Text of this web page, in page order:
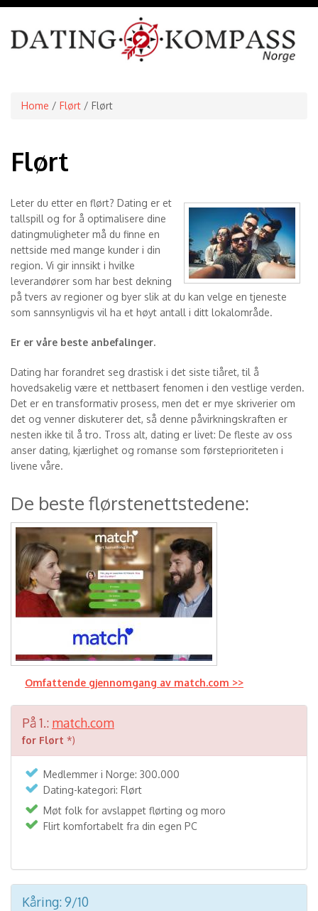
Home / Flørt / Flørt
Flørt
Leter du etter en flørt? Dating er et
tallspill og for å optimalisere dine
datingmuligheter må du finne en
nettside med mange kunder i din
region. Vi gir innsikt i hvilke
leverandører som har best dekning
på tvers av regioner og byer slik at du kan velge en tjeneste
som sannsynligvis vil ha et høyt antall i ditt lokalområde.
Er er våre beste anbefalinger.
Dating har forandret seg drastisk i det siste tiåret, til å
hovedsakelig være et nettbasert fenomen i den vestlige verden.
Det er en transformativ prosess, men det er mye skriverier om
det og venner diskuterer det, så denne påvirkningskraften er
nesten ikke til å tro. Tross alt, dating er livet: De fleste av oss
anser dating, kjærlighet og romanse som førsteprioriteten i
livene våre.
De beste flørstenettstedene:
Omfattende gjennomgang av match.com >>
På 1.: match.com
for Flørt *)
Medlemmer i Norge: 300.000
Dating-kategori: Flørt
Møt folk for avslappet flørting og moro
Flirt komfortabelt fra din egen PC
Kåring: 9/10